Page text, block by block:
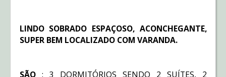
LINDO SOBRADO ESPAÇOSO, ACONCHEGANTE,
SUPER BEM LOCALIZADO COM VARANDA.
SÃO: 3 DORMITÓRIOS SENDO 2 SUÍTES, 2